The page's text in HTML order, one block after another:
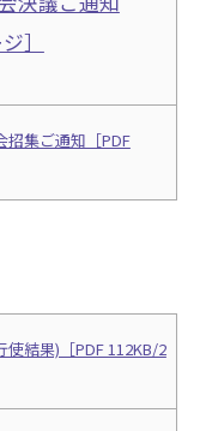
］
招集ご通知［PDF
結果)［PDF 112KB/2